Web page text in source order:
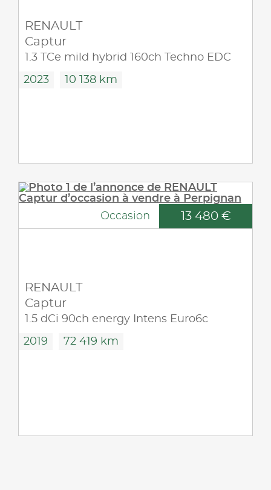
RENAULT
Captur
1.3 TCe mild hybrid 160ch Techno EDC
2023 10 138 km
Occasion 13 480 €
RENAULT
Captur
1.5 dCi 90ch energy Intens Euro6c
2019 72 419 km